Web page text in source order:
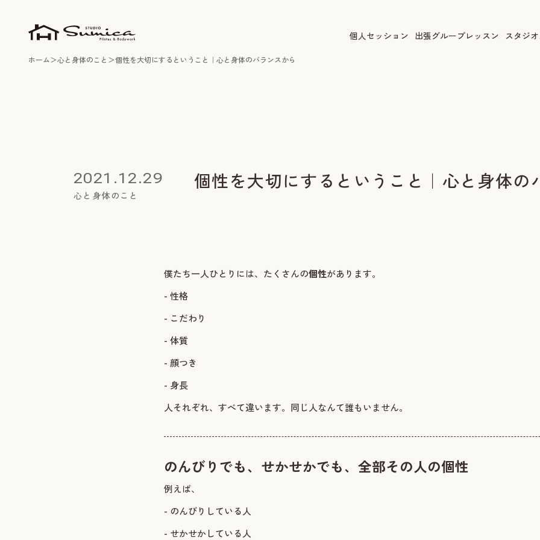
個人セッション 出張グループレッスン スタジ
ホーム 心と身体のこと 個性を大切にするということ｜心と身体のバランスから
2021.12.29
心と身体のこと
個性を大切にするということ｜心と身体の
僕たち一人ひとりには、たくさんの個性があります。
- 性格
- こだわり
- 体質
- 顔つき
- 身長
人それぞれ、すべて違います。同じ人なんて誰もいません。
のんびりでも、せかせかでも、全部その人の個性
例えば、
- のんびりしている人
- せかせかしている人